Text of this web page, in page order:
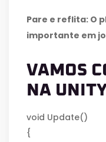
Pare e reflita: O
importante em
VAMOS
NA
void Update()
{